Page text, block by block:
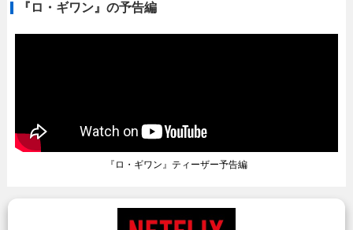
『ロ・ギワン』の予告編
『ロ・ギワン』ティーザー予告編